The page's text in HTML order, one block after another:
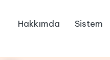
Hakkımda Sistem